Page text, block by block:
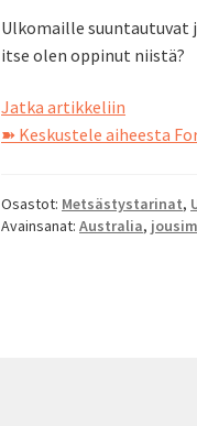
Ulkomaille suuntautuvat
itse olen oppinut niistä?
Jatka artikkeliin
oppia
➽ Keskustele aiheesta
Osastot: Metsästystarinat,
Avainsanat:Australia,